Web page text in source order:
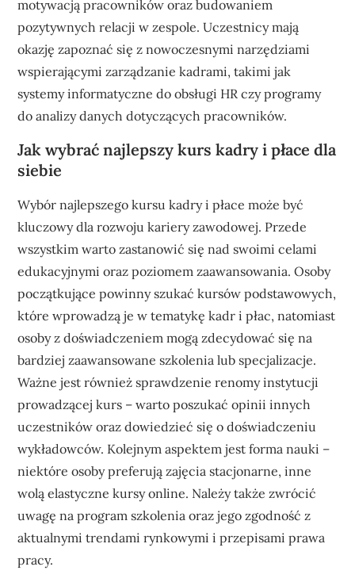
motywacją pracowników oraz budowaniem
pozytywnych relacji w zespole. Uczestnicy mają
okazję zapoznać się z nowoczesnymi narzędziami
wspierającymi zarządzanie kadrami, takimi jak
systemy informatyczne do obsługi HR czy programy
do analizy danych dotyczących pracowników.
Jak wybrać najlepszy kurs kadry i płace dla
siebie
Wybór najlepszego kursu kadry i płace może być
kluczowy dla rozwoju kariery zawodowej. Przede
wszystkim warto zastanowić się nad swoimi celami
edukacyjnymi oraz poziomem zaawansowania. Osoby
początkujące powinny szukać kursów podstawowych,
które wprowadzą je w tematykę kadr i płac, natomiast
osoby z doświadczeniem mogą zdecydować się na
bardziej zaawansowane szkolenia lub specjalizacje.
Ważne jest również sprawdzenie renomy instytucji
prowadzącej kurs – warto poszukać opinii innych
uczestników oraz dowiedzieć się o doświadczeniu
wykładowców. Kolejnym aspektem jest forma nauki –
niektóre osoby preferują zajęcia stacjonarne, inne
wolą elastyczne kursy online. Należy także zwrócić
uwagę na program szkolenia oraz jego zgodność z
aktualnymi trendami rynkowymi i przepisami prawa
pracy.